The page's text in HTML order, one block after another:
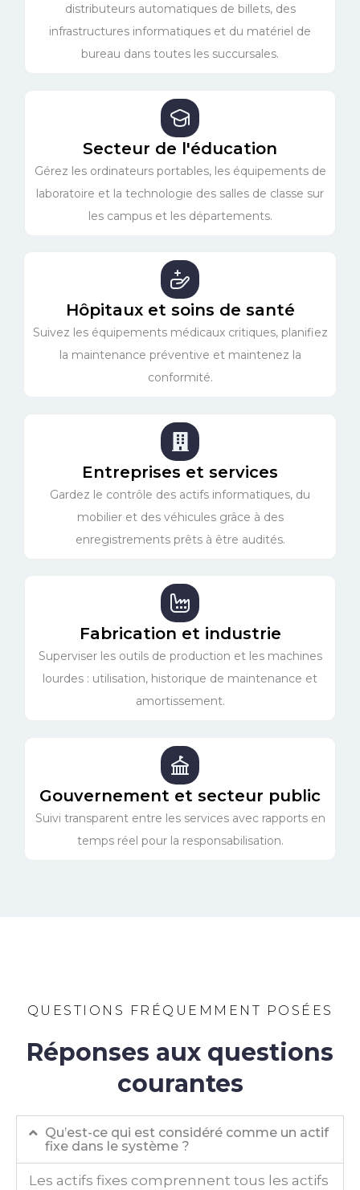
distributeurs automatiques de billets, des
infrastructures informatiques et du matériel de
bureau dans toutes les succursales.
Secteur de l'éducation
Gérez les ordinateurs portables, les équipements de
laboratoire et la technologie des salles de classe sur
les campus et les départements.
Hôpitaux et soins de santé
Suivez les équipements médicaux critiques, planifiez
la maintenance préventive et maintenez la
conformité.
Entreprises et services
Gardez le contrôle des actifs informatiques, du
mobilier et des véhicules grâce à des
enregistrements prêts à être audités.
Fabrication et industrie
Superviser les outils de production et les machines
lourdes : utilisation, historique de maintenance et
amortissement.
Gouvernement et secteur public
Suivi transparent entre les services avec rapports en
temps réel pour la responsabilisation.
QUESTIONS FRÉQUEMMENT POSÉES
Réponses aux questions
courantes
Qu’est-ce qui est considéré comme un actif
fixe dans le système ?
Les actifs fixes comprennent tous les actifs